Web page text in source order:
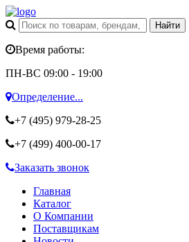
Время работы:
ПН-ВС 09:00 - 19:00
Определение...
+7 (495) 979-28-25
+7 (499) 400-00-17
Заказать звонок
Главная
Каталог
О Компании
Поставщикам